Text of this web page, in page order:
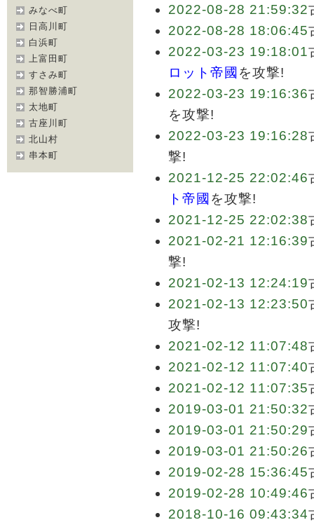
みなべ町
日高川町
白浜町
上富田町
すさみ町
那智勝浦町
太地町
古座川町
北山村
串本町
2022-08-28 21:59:32
2022-08-28 18:06:45
2022-03-23 19:18:01
ロット帝國 を攻撃!
2022-03-23 19:16:36
を攻撃!
2022-03-23 19:16:28
撃!
2021-12-25 22:02:46
ト帝國 を攻撃!
2021-12-25 22:02:38
2021-02-21 12:16:39
撃!
2021-02-13 12:24:19
2021-02-13 12:23:50
攻撃!
2021-02-12 11:07:48
2021-02-12 11:07:40
2021-02-12 11:07:35
2019-03-01 21:50:32
2019-03-01 21:50:29
2019-03-01 21:50:26
2019-02-28 15:36:45
2019-02-28 10:49:46
2018-10-16 09:43:34